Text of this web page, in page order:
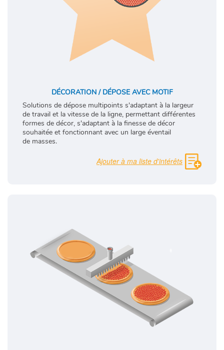
DÉCORATION / DÉPOSE AVEC MOTIF
Solutions de dépose multipoints s'adaptant à la largeur
de travail et la vitesse de la ligne, permettant différentes
formes de décor, s'adaptant à la finesse de décor
souhaitée et fonctionnant avec un large éventail
de masses.